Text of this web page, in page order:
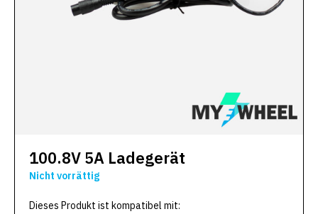
100.8V 5A Ladegerät
Nicht vorrättig
Dieses Produkt ist kompatibel mit: